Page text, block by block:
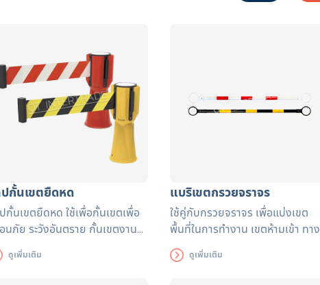
ปกั้นเขตยืดหด
กั้นเขตยืดหด ใช้เพื่อกั้นเขตเพื่อ
นภัย ระวังอันตราย กั้นเขตงาน
สร้าง กั้นเขตห้ามเข้า
ดูเพิ่มเติม
แบริเขตกรวยจราจร
ใช้คู่กับกรวยจราจร เพื่อแบ่งเขต
พื้นที่ในการทำงาน เขตห้ามเข้า ทาง
เข้า-ออก พื้นที่อันตราย
ดูเพิ่มเติม